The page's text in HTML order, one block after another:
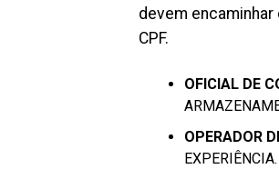
devem
CPF.
OFICIAL DE
OPERADOR
EXPERIÊNCIA.